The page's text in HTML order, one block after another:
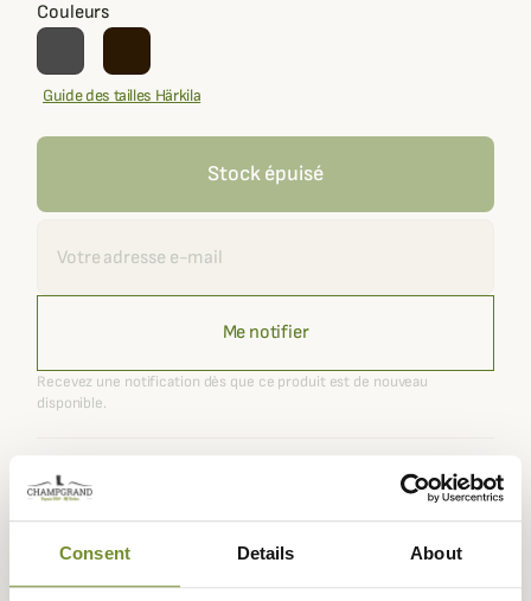
Consent Details About
Couleurs
Guide des tailles Härkila
Stock épuisé
Me notifier
Recevez une notification dès que ce produit est de nouveau
disponible.
Expédié dans
Paiement en
euros